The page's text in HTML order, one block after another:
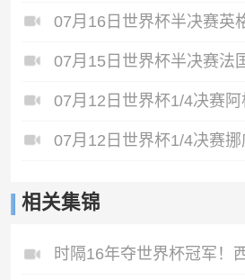
07月15日世界杯半决赛法
相关集锦